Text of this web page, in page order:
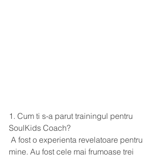
1. Cum ti s-a parut trainingul pentru
SoulKids Coach?
mine. Au fost cele mai frumoase trei